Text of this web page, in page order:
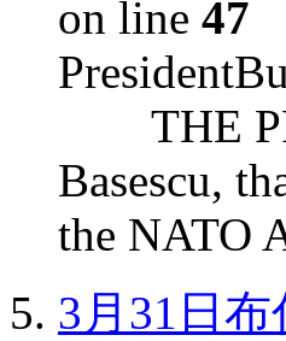
on line 47
THE
Basescu,
the NATO
3月31日